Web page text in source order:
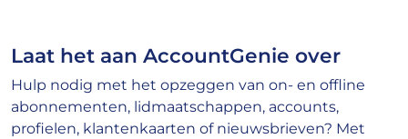
Laat het aan AccountGenie over
Hulp nodig met het opzeggen van on- en offline
abonnementen, lidmaatschappen, accounts,
profielen, klantenkaarten of nieuwsbrieven? Met